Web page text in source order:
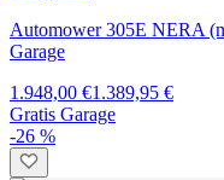
Automower 305E NERA
Garage
1.948,00 €1.389,95 €
Gratis Garage
-26 %